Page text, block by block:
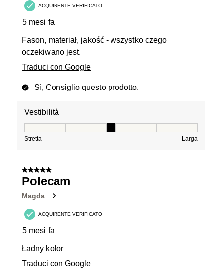
ACQUIRENTE VERIFICATO
5 mesi fa
Fason, materiał, jakość - wszystko czego
oczekiwano jest.
Traduci con Google
Sì, Consiglio questo prodotto.
Vestibilità
Stretta Larga
5 su 5 stelle.
Polecam
Magda
ACQUIRENTE VERIFICATO
5 mesi fa
Ładny kolor
Traduci con Google